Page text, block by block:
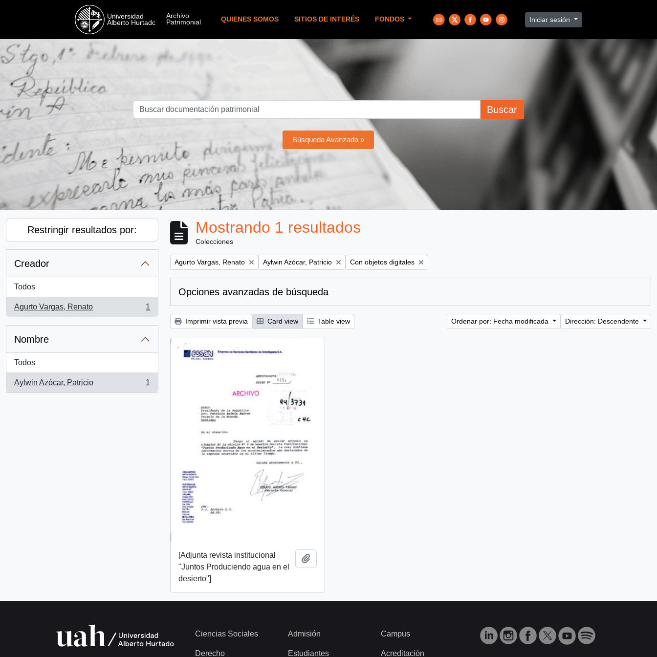
QUIENES SOMOS SITIOS DE INTERÉS FONDOS Iniciar sesión
Buscar
Búsqueda Avanzada »
Restringir resultados por:
Creador
Todos
Agurto Vargas, Renato
, 1 resultados
1
Nombre
Todos
Aylwin Azócar, Patricio
, 1 resultados
1
Mostrando 1 resultados
Colecciones
Remove filter:
Agurto Vargas, Renato Remove filter:
Aylwin Azócar, Patricio Remove filter:
Con objetos digitales
Opciones avanzadas de búsqueda
Imprimir vista previa Card view Table view Ordenar por: Fecha modificada Dirección: Descendente
[Adjunta revista institucional
"Juntos Produciendo agua en el
desierto"]
Ciencias Sociales
Derecho
Admisión
Estudiantes
Campus
Acreditación